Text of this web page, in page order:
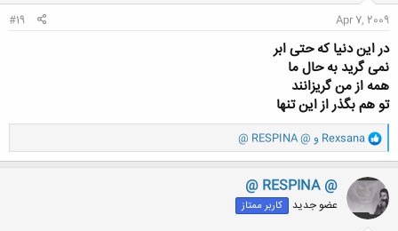
Apr 7, 2009
#19
در این دنیا که حتی ابر
نمی گرید به حال ما
همه از من گریزانند
تو هم بگذر از این تنها
و
ا
ک
ن
ش
ه
ا
Rexsana و @ RESPINA @
@ RESPINA @
عضو جدید کاربر ممتاز